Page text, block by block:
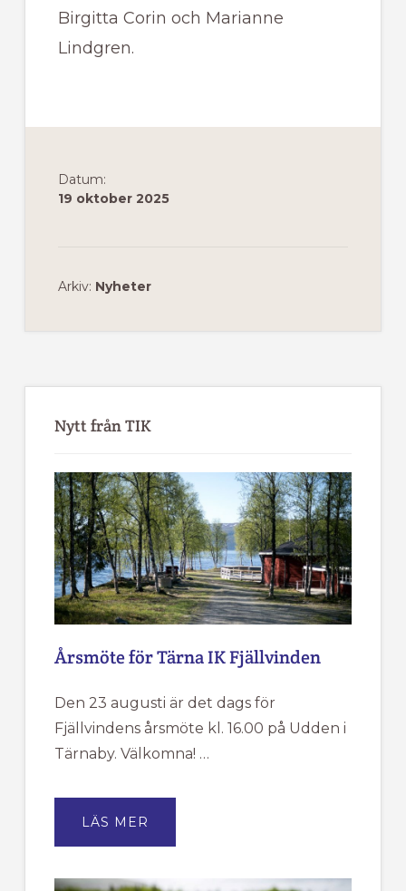
Birgitta Corin och Marianne
Lindgren.
Datum:
19 oktober 2025
Arkiv: Nyheter
Primärt
sidofält
Nytt från TIK
Årsmöte för Tärna IK Fjällvinden
Den 23 augusti är det dags för
Fjällvindens årsmöte kl. 16.00 på Udden i
Tärnaby. Välkomna! …
LÄS MER
FÖR
FJÄLLVINDEN